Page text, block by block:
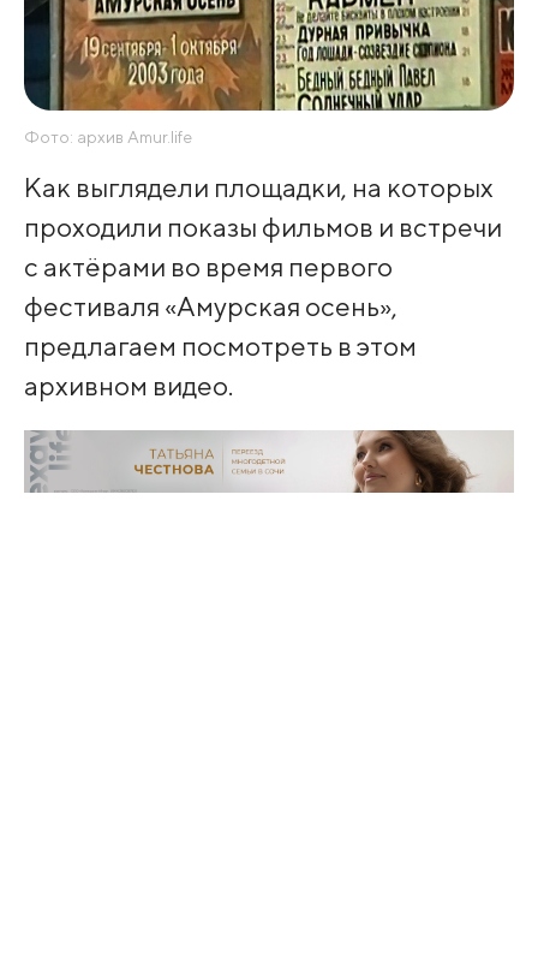
Фото: архив Amur.life
Как выглядели площадки, на которых
проходили показы фильмов и встречи
с актёрами во время первого
фестиваля «Амурская осень»,
предлагаем посмотреть в этом
архивном видео.